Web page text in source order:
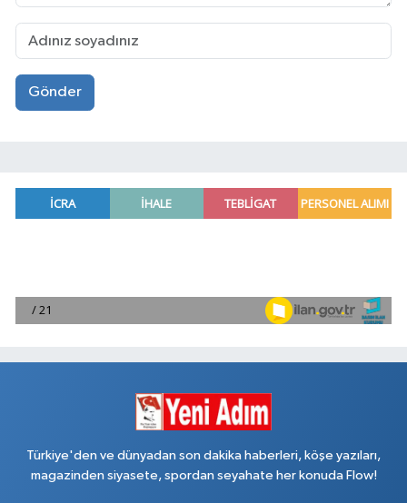
Gönder
Türkiye'den ve dünyadan son dakika haberleri, köşe yazıları,
magazinden siyasete, spordan seyahate her konuda Flow!